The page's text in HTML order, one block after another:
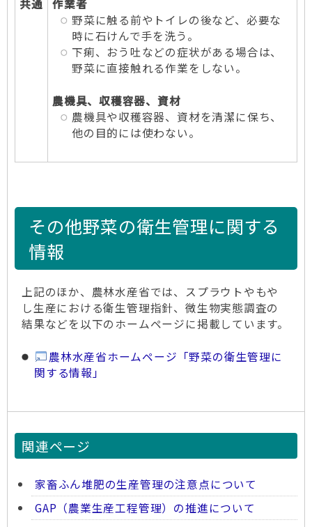
共通
作業者
野菜に触る前やトイレの後など、必要な
時に石けんで手を洗う。
下痢、おう吐などの症状がある場合は、
野菜に直接触れる作業をしない。
農機具、収穫容器、資材
農機具や収穫容器、資材を清潔に保ち、
他の目的には使わない。
その他野菜の衛生管理に関する
情報
上記のほか、農林水産省では、スプラウトやもや
し生産における衛生管理指針、微生物実態調査の
結果などを以下のホームページに掲載しています。
農林水産省ホームページ「野菜の衛生管理に
関する情報」
関連ページ
家畜ふん堆肥の生産管理の注意点について
GAP（農業生産工程管理）の推進について